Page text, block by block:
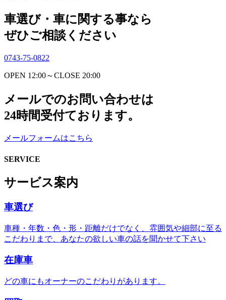
車選び・車に関する事なら
ぜひご相談ください
0743-75-0822
OPEN 12:00～CLOSE 20:00
メールでのお問い合わせは
24時間受付ております。
メールフォームはこちら
SERVICE
サービス案内
車選び
車種・年数・色・形・距離だけでなく、雰囲気や細部に至る
こだわりまで、あなたの欲しい車の話を聞かせて下さい
在庫車
どの車にもオーナーのこだわりがあります。